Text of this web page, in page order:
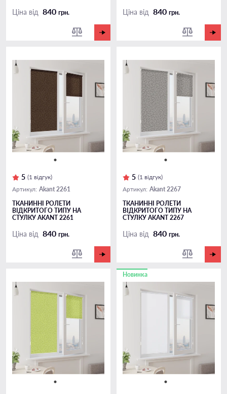
Ціна від 840 грн. Ціна від 840 грн.
5 (1 відгук)
Артикул: Akant 2261
ТКАНИННІ РОЛЕТИ
ВІДКРИТОГО ТИПУ НА
СТУЛКУ AKANT 2261
Ціна від 840 грн.
5 (1 відгук)
Артикул: Akant 2267
ТКАНИННІ РОЛЕТИ
ВІДКРИТОГО ТИПУ НА
СТУЛКУ AKANT 2267
Ціна від 840 грн.
Новинка